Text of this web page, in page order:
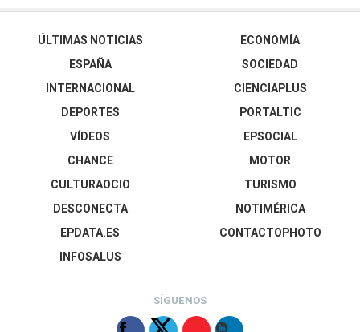
ÚLTIMAS NOTICIAS
ESPAÑA
INTERNACIONAL
DEPORTES
VÍDEOS
ECONOMÍA
SOCIEDAD
CIENCIAPLUS
PORTALTIC
EPSOCIAL
CHANCE
CULTURAOCIO
DESCONECTA
EPDATA.ES
INFOSALUS
MOTOR
TURISMO
NOTIMÉRICA
CONTACTOPHOTO
SÍGUENOS